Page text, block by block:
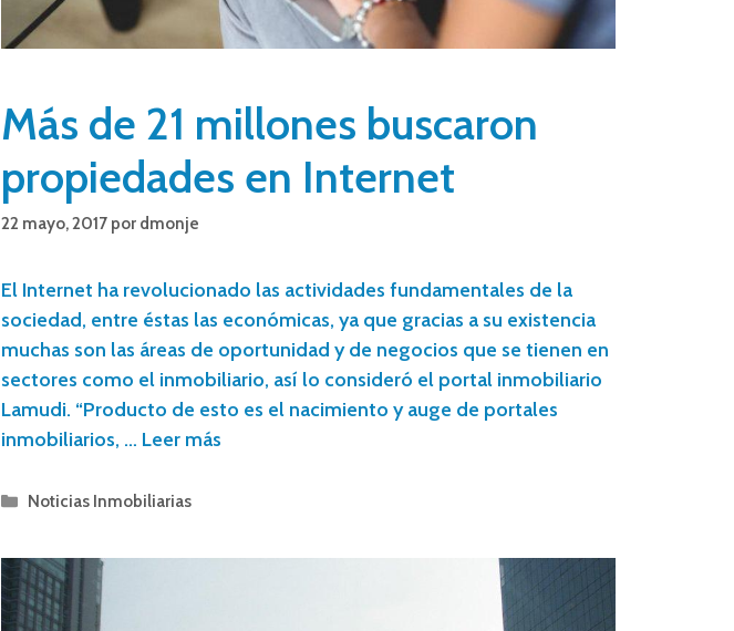
Más de 21 millones buscaron
propiedades en Internet
22 mayo, 2017 por dmonje
El Internet ha revolucionado las actividades fundamentales de la
sociedad, entre éstas las económicas, ya que gracias a su existencia
muchas son las áreas de oportunidad y de negocios que se tienen en
sectores como el inmobiliario, así lo consideró el portal inmobiliario
Lamudi. “Producto de esto es el nacimiento y auge de portales
inmobiliarios, … Leer más
Noticias Inmobiliarias